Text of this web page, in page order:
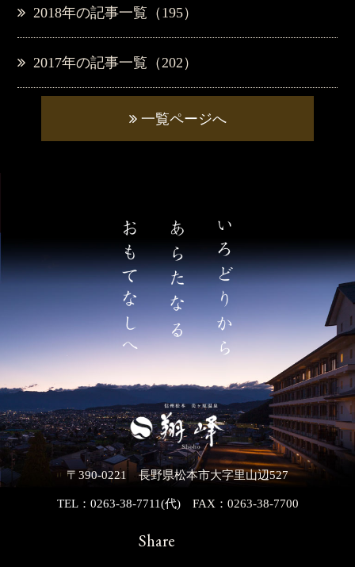
2018年の記事一覧（195）
2017年の記事一覧（202）
一覧ページへ
〒390-0221 長野県松本市大字里山辺527
TEL：0263-38-7711(代)FAX：0263-38-7700
Share